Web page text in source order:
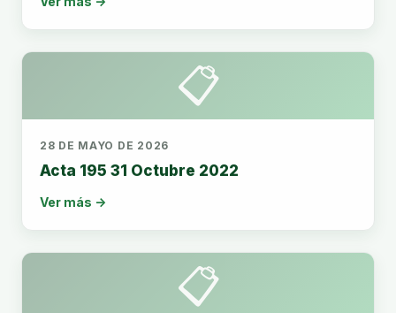
📋
28 DE MAYO DE 2026
Acta 195 31 Octubre 2022
Ver más →
📋